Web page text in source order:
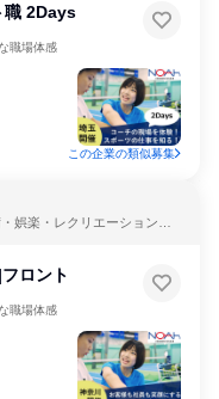
職 2Days
職場体感
この企業の類似募集
娯楽・レクリエーション、
ロント
職場体感